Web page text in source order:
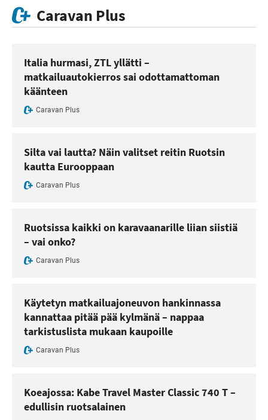
Caravan Plus
Italia hurmasi, ZTL yllätti –
matkailuautokierros sai odottamattoman
käänteen
Caravan Plus
Silta vai lautta? Näin valitset reitin Ruotsin
kautta Eurooppaan
Caravan Plus
Ruotsissa kaikki on karavaanarille liian siistiä
– vai onko?
Caravan Plus
Käytetyn matkailuajoneuvon hankinnassa
kannattaa pitää pää kylmänä – nappaa
tarkistuslista mukaan kaupoille
Caravan Plus
Koeajossa: Kabe Travel Master Classic 740 T –
edullisin ruotsalainen